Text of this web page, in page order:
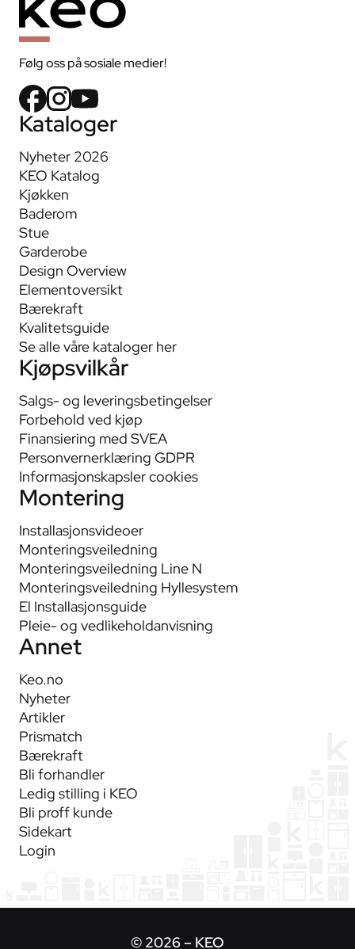
Følg oss på sosiale medier!
Kataloger
Nyheter 2026
KEO Katalog
Kjøkken
Baderom
Stue
Garderobe
Design Overview
Elementoversikt
Bærekraft
Kvalitetsguide
Se alle våre kataloger her
Kjøpsvilkår
Salgs- og leveringsbetingelser
Forbehold ved kjøp
Finansiering med SVEA
Personvernerklæring GDPR
Informasjonskapsler cookies
Montering
Installasjonsvideoer
Monteringsveiledning
Monteringsveiledning Line N
Monteringsveiledning Hyllesystem
El Installasjonsguide
Pleie- og vedlikeholdanvisning
Annet
Keo.no
Nyheter
Artikler
Prismatch
Bærekraft
Bli forhandler
Ledig stilling i KEO
Bli proff kunde
Sidekart
Login
© 2026 – KEO